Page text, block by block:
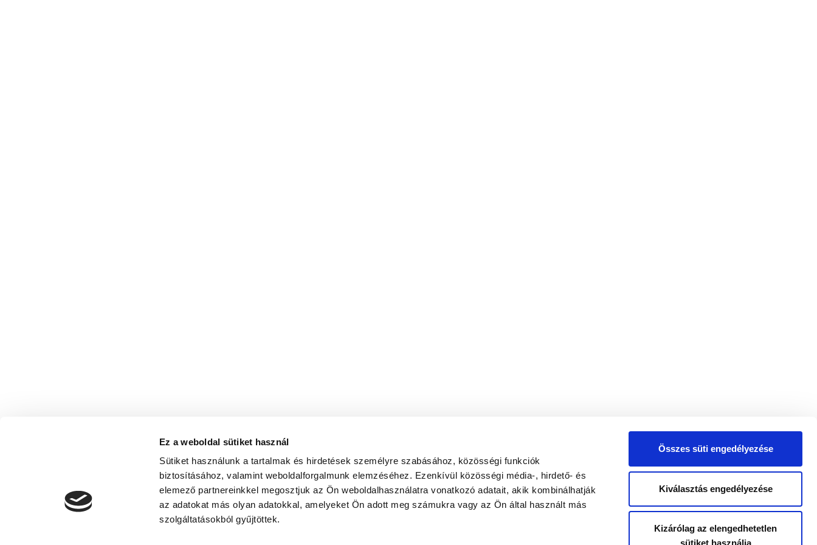
Ez a weboldal sütiket használ
Sütiket használunk a tartalmak és hirdetések személyre szabásához, közösségi funkciók
biztosításához, valamint weboldalforgalmunk elemzéséhez. Ezenkívül közösségi média-, hirdető- és
elemező partnereinkkel megosztjuk az Ön weboldalhasználatra vonatkozó adatait, akik kombinálhatják
az adatokat más olyan adatokkal, amelyeket Ön adott meg számukra vagy az Ön által használt más
szolgáltatásokból gyűjtöttek.
Összes süti engedélyezése
Kiválasztás engedélyezése
Kizárólag az elengedhetetlen
sütiket használja